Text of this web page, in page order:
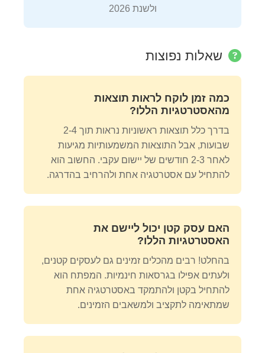
ולשנת 2026
שאלות נפוצות
כמה זמן לוקח לראות תוצאות
מהאסטרטגיות הללו?
בדרך כלל תוצאות ראשוניות נראות תוך 2-4
שבועות, אבל התוצאות המשמעותיות מגיעות
לאחר 2-3 חודשים של יישום עקבי. החשוב הוא
להתחיל עם אסטרטגיה אחת ולהרחיב בהדרגה.
האם עסק קטן יכול ליישם את
האסטרטגיות הללו?
בהחלט! רבים מהכלים זמינים גם לעסקים קטנים,
ולעתים אפילו בגרסאות חינמיות. המפתח הוא
להתחיל בקטן ולהתמקד באסטרטגיה אחת
שמתאימה לתקציב ולמשאבים הזמינים.